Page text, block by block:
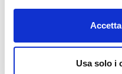
Usa solo i
PALLETTIZZATORI PER